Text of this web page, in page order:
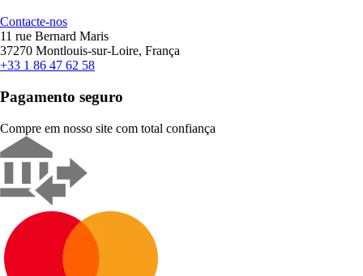
Contacte-nos
11 rue Bernard Maris
37270 Montlouis-sur-Loire, França
+33 1 86 47 62 58
Pagamento seguro
Compre em nosso site com total confiança